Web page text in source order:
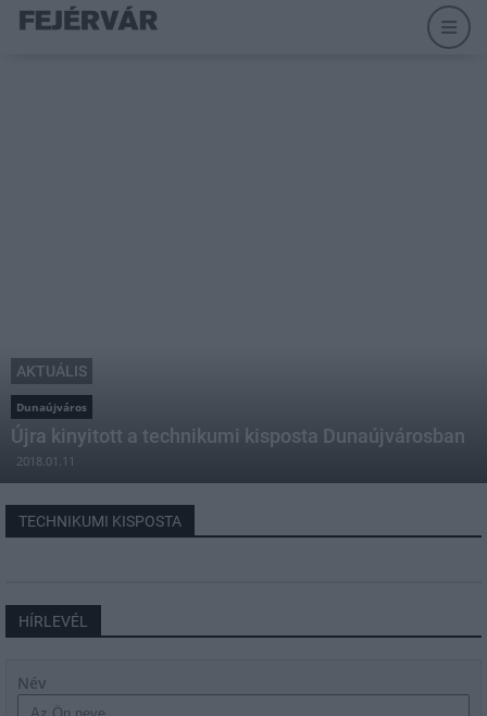
AKTUÁLIS
Dunaújváros
Újra kinyitott a technikumi kisposta Dunaújvárosban
2018.01.11
TECHNIKUMI KISPOSTA
HÍRLEVÉL
Név